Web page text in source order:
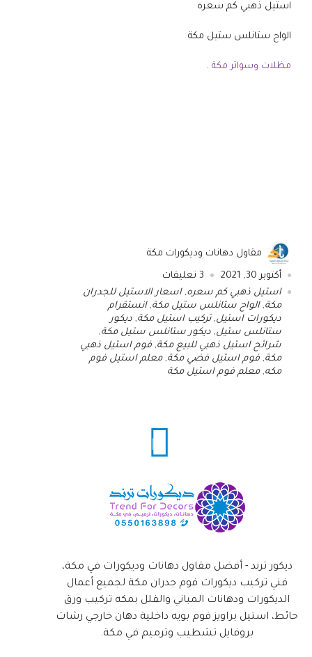
استيل ذهبي كم سعره
الواح ستانلس ستيل مكة
مظلات وسواتر مكة .
مقاول دهانات وديكورات مكة
أكتوبر 30, 2021 3 تعليقات
استيل ذهبي كم سعره,اسعار الاستيل للجدران
مكة,الواح ستانلس ستيل مكة,انستقرام
ديكورات استيل,تركيب استيل مكة, ديكور
ستانلس ستيل, ديكور ستانلس ستيل مكة,
شرائح استيل ذهبي للبيع مكة, فوم استيل ذهبي
مكة, فوم استيل فضي مكة,معلم استيل فوم
مكه,معلم فوم استيل مكة
ديكور ترند - أفضل مقاول دهانات وديكورات في مكة،
فني تركيب ديكورات فوم جدران مكة لجميع أعمال
الديكورات ودهانات المباني والفلل بمكه تركيب ورق
حائط، استيل براويز فوم بويه داخلية دهان خارجي رشات
بروفايل تشطيب وترميم في مكة.